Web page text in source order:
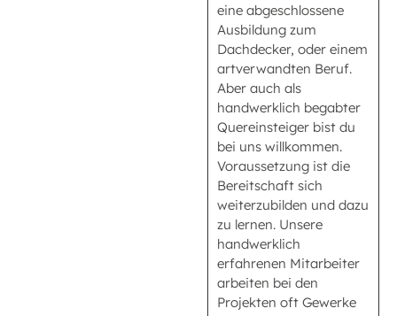
eine abgeschlossene
Ausbildung zum
Dachdecker, oder einem
artverwandten Beruf.
Aber auch als
handwerklich begabter
Quereinsteiger bist du
bei uns willkommen.
Voraussetzung ist die
Bereitschaft sich
weiterzubilden und dazu
zu lernen. Unsere
handwerklich
erfahrenen Mitarbeiter
arbeiten bei den
Projekten oft Gewerke